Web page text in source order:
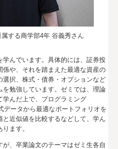
する商学部4年 谷義秀さん
んでいます。具体的には、証券投
や、それを踏まえた最適な資産の
択、株式・債券・オプションなど
勉強しています。ゼミでは、理論
学んだ上で、プログラミング
データから最適なポートフォリオを
近似値を比較するなどして、学ん
ます。
、卒業論文のテーマはゼミ生各自